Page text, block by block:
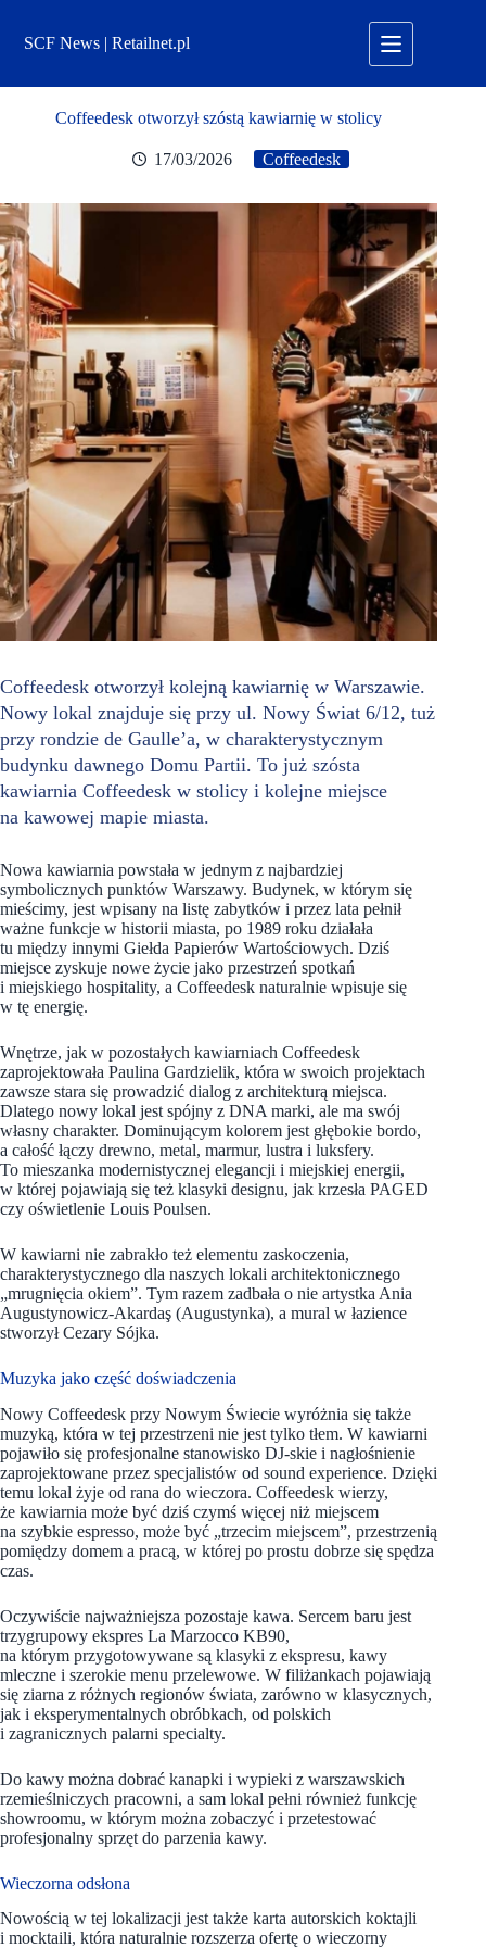
treściSCF News | Retailnet.pl
Coffeedesk otworzył szóstą kawiarnię w stolicy
17/03/2026 Coffeedesk
Coffeedesk otworzył kolejną kawiarnię w Warszawie.
Nowy lokal znajduje się przy ul. Nowy Świat 6/12, tuż
przy rondzie de Gaulle’a, w charakterystycznym
budynku dawnego Domu Partii. To już szósta
kawiarnia Coffeedesk w stolicy i kolejne miejsce
na kawowej mapie miasta.
Nowa kawiarnia powstała w jednym z najbardziej
symbolicznych punktów Warszawy. Budynek, w którym się
mieścimy, jest wpisany na listę zabytków i przez lata pełnił
ważne funkcje w historii miasta, po 1989 roku działała
tu między innymi Giełda Papierów Wartościowych. Dziś
miejsce zyskuje nowe życie jako przestrzeń spotkań
i miejskiego hospitality, a Coffeedesk naturalnie wpisuje się
w tę energię.
Wnętrze, jak w pozostałych kawiarniach Coffeedesk
zaprojektowała Paulina Gardzielik, która w swoich projektach
zawsze stara się prowadzić dialog z architekturą miejsca.
Dlatego nowy lokal jest spójny z DNA marki, ale ma swój
własny charakter. Dominującym kolorem jest głębokie bordo,
a całość łączy drewno, metal, marmur, lustra i luksfery.
To mieszanka modernistycznej elegancji i miejskiej energii,
w której pojawiają się też klasyki designu, jak krzesła PAGED
czy oświetlenie Louis Poulsen.
W kawiarni nie zabrakło też elementu zaskoczenia,
charakterystycznego dla naszych lokali architektonicznego
„mrugnięcia okiem”. Tym razem zadbała o nie artystka Ania
Augustynowicz-Akardaş (Augustynka), a mural w łazience
stworzył Cezary Sójka.
Muzyka jako część doświadczenia
Nowy Coffeedesk przy Nowym Świecie wyróżnia się także
muzyką, która w tej przestrzeni nie jest tylko tłem. W kawiarni
pojawiło się profesjonalne stanowisko DJ-skie i nagłośnienie
zaprojektowane przez specjalistów od sound experience. Dzięki
temu lokal żyje od rana do wieczora. Coffeedesk wierzy,
że kawiarnia może być dziś czymś więcej niż miejscem
na szybkie espresso, może być „trzecim miejscem”, przestrzenią
pomiędzy domem a pracą, w której po prostu dobrze się spędza
czas.
Oczywiście najważniejsza pozostaje kawa. Sercem baru jest
trzygrupowy ekspres La Marzocco KB90,
na którym przygotowywane są klasyki z ekspresu, kawy
mleczne i szerokie menu przelewowe. W filiżankach pojawiają
się ziarna z różnych regionów świata, zarówno w klasycznych,
jak i eksperymentalnych obróbkach, od polskich
i zagranicznych palarni specialty.
Do kawy można dobrać kanapki i wypieki z warszawskich
rzemieślniczych pracowni, a sam lokal pełni również funkcję
showroomu, w którym można zobaczyć i przetestować
profesjonalny sprzęt do parzenia kawy.
Wieczorna odsłona
Nowością w tej lokalizacji jest także karta autorskich koktajli
i mocktaili, która naturalnie rozszerza ofertę o wieczorny